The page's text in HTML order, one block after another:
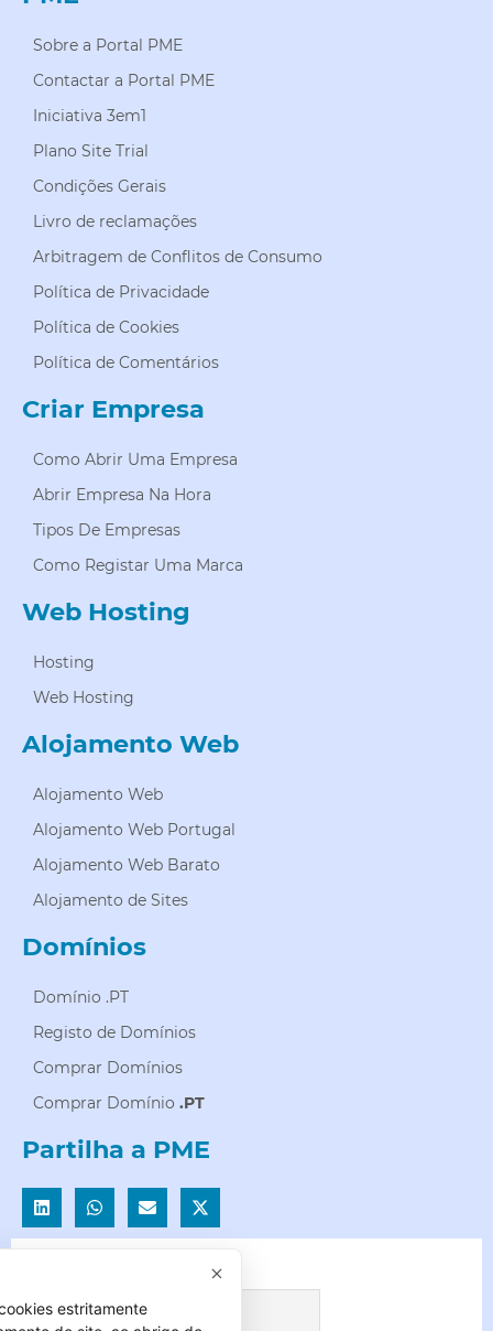
Sobre a Portal PME
Contactar a Portal PME
Iniciativa 3em1
Plano Site Trial
Condições Gerais
Livro de reclamações
Arbitragem de Conflitos de Consumo
Política de Privacidade
Política de Cookies
Política de Comentários
Criar Empresa
Como Abrir Uma Empresa
Abrir Empresa Na Hora
Tipos De Empresas
Como Registar Uma Marca
Web Hosting
Hosting
Web Hosting
Alojamento Web
Alojamento Web
Alojamento Web Portugal
Alojamento Web Barato
Alojamento de Sites
Domínios
Domínio .PT
Registo de Domínios
Comprar Domínios
Comprar Domínio .PT
Partilha a PME
estritamente